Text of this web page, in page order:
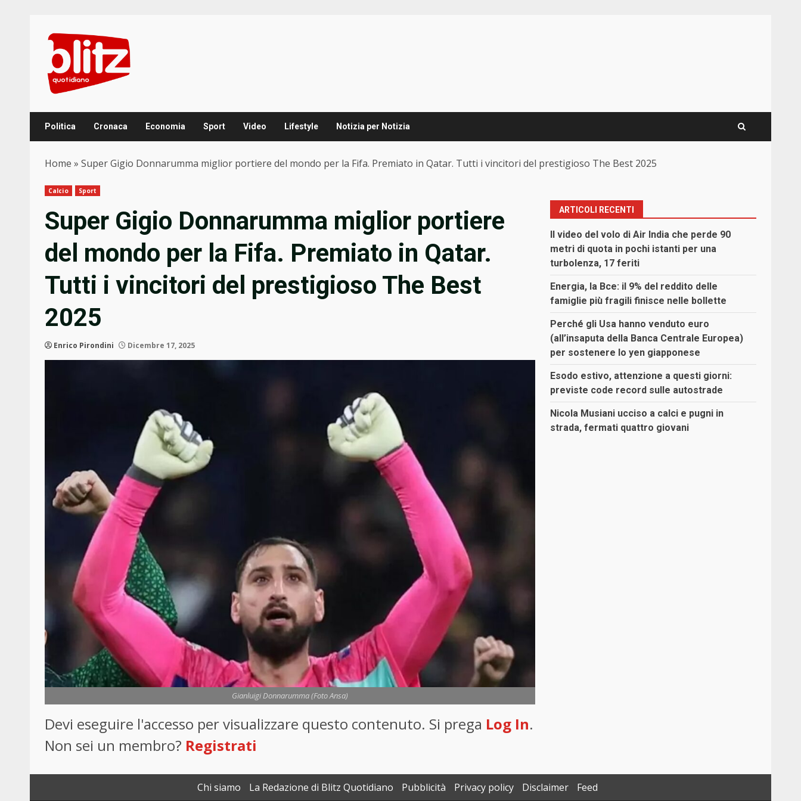
content
Politica Cronaca Economia Sport Video Lifestyle Notizia per Notizia
Home » Super Gigio Donnarumma miglior portiere del mondo per la Fifa. Premiato in Qatar. Tutti i vincitori del prestigioso The Best 2025
Calcio Sport
Super Gigio Donnarumma miglior portiere
del mondo per la Fifa. Premiato in Qatar.
Tutti i vincitori del prestigioso The Best
2025
Enrico Pirondini Dicembre 17, 2025
Gianluigi Donnarumma (Foto Ansa)
Devi eseguire l'accesso per visualizzare questo contenuto. Si prega Log In.
Non sei un membro? Registrati
ARTICOLI RECENTI
Il video del volo di Air India che perde 90
metri di quota in pochi istanti per una
turbolenza, 17 feriti
Energia, la Bce: il 9% del reddito delle
famiglie più fragili finisce nelle bollette
Perché gli Usa hanno venduto euro
(all’insaputa della Banca Centrale Europea)
per sostenere lo yen giapponese
Esodo estivo, attenzione a questi giorni:
previste code record sulle autostrade
Nicola Musiani ucciso a calci e pugni in
strada, fermati quattro giovani
Chi siamo La Redazione di Blitz Quotidiano Pubblicità Privacy policy Disclaimer Feed